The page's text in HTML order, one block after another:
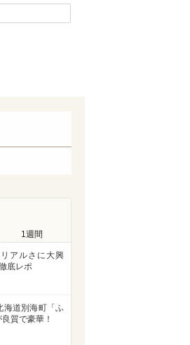
1週間
アルさに大興
底レポ
道別海町「ふ
質で豪華！